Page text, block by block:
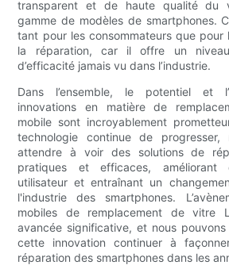
transparent et de haute qualité du
gamme de modèles de smartphones.
tant pour les consommateurs que pour
la réparation, car il offre un
d’efficacité jamais vu dans l’industrie.
Dans l’ensemble, le potentiel et
innovations en matière de
mobile sont incroyablement
technologie continue de progresser,
attendre à voir des solutions de
pratiques et efficaces, améliorant
utilisateur et entraînant un
l'industrie des smartphones.
mobiles de remplacement de vitre
avancée significative, et nous
cette innovation continuer à
réparation des smartphones dans les